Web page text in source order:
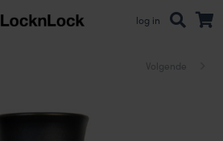
log in
Volgende